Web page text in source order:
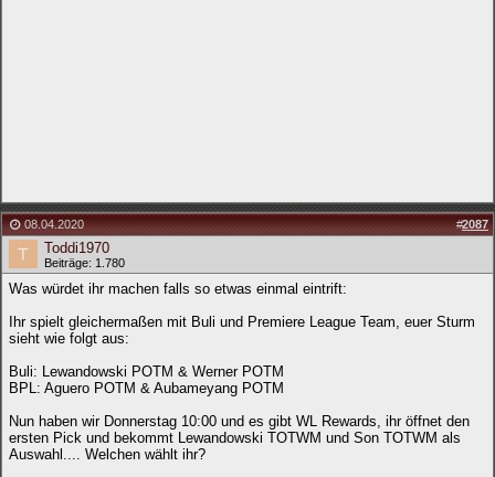
08.04.2020 #2087
Toddi1970
Beiträge: 1.780
Was würdet ihr machen falls so etwas einmal eintrift:
Ihr spielt gleichermaßen mit Buli und Premiere League Team, euer Sturm
sieht wie folgt aus:
Buli: Lewandowski POTM & Werner POTM
BPL: Aguero POTM & Aubameyang POTM
Nun haben wir Donnerstag 10:00 und es gibt WL Rewards, ihr öffnet den
ersten Pick und bekommt Lewandowski TOTWM und Son TOTWM als
Auswahl.... Welchen wählt ihr?